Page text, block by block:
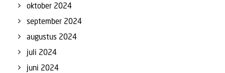
oktober 2024
september 2024
augustus 2024
juli 2024
juni 2024